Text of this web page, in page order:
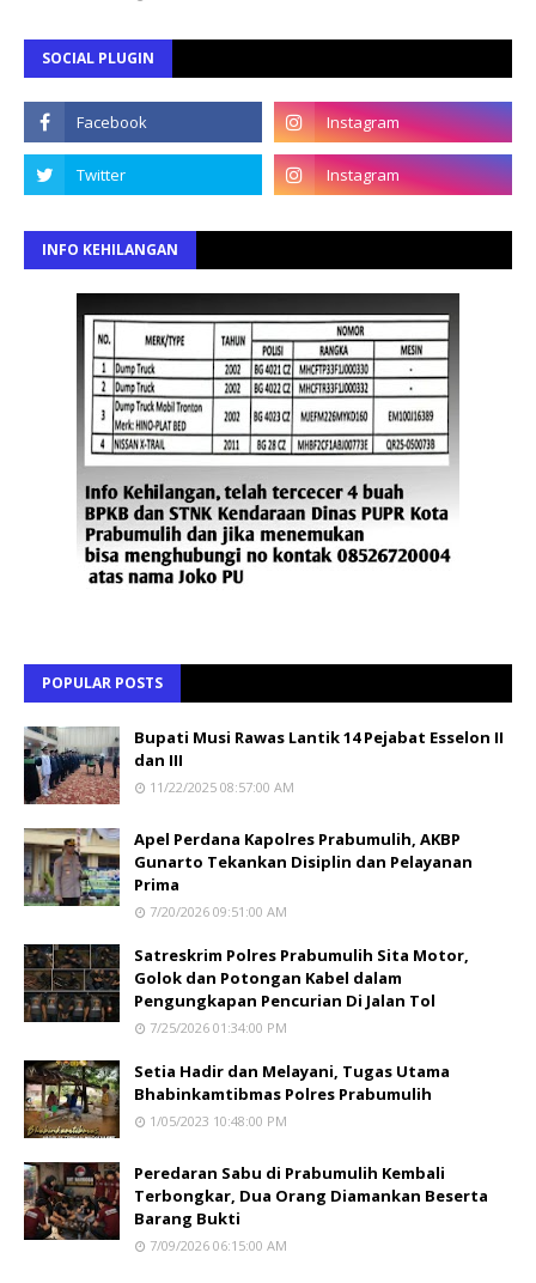
SOCIAL PLUGIN
INFO KEHILANGAN
POPULAR POSTS
Bupati Musi Rawas Lantik 14 Pejabat Esselon II
dan III
11/22/2025 08:57:00 AM
Apel Perdana Kapolres Prabumulih, AKBP
Gunarto Tekankan Disiplin dan Pelayanan
Prima
7/20/2026 09:51:00 AM
Satreskrim Polres Prabumulih Sita Motor,
Golok dan Potongan Kabel dalam
Pengungkapan Pencurian Di Jalan Tol
7/25/2026 01:34:00 PM
Setia Hadir dan Melayani, Tugas Utama
Bhabinkamtibmas Polres Prabumulih
1/05/2023 10:48:00 PM
Peredaran Sabu di Prabumulih Kembali
Terbongkar, Dua Orang Diamankan Beserta
Barang Bukti
7/09/2026 06:15:00 AM